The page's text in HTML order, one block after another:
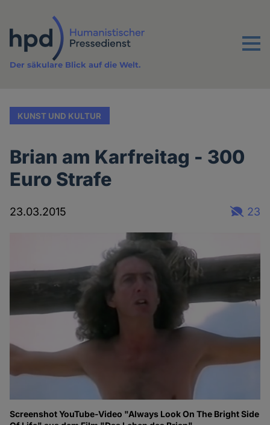
Inhalt
Menu
Der säkulare Blick auf die Welt.
KUNST UND KULTUR
Brian am Karfreitag - 300
Euro Strafe
23.03.2015 23
Screenshot YouTube-Video "Always Look On The Bright Side